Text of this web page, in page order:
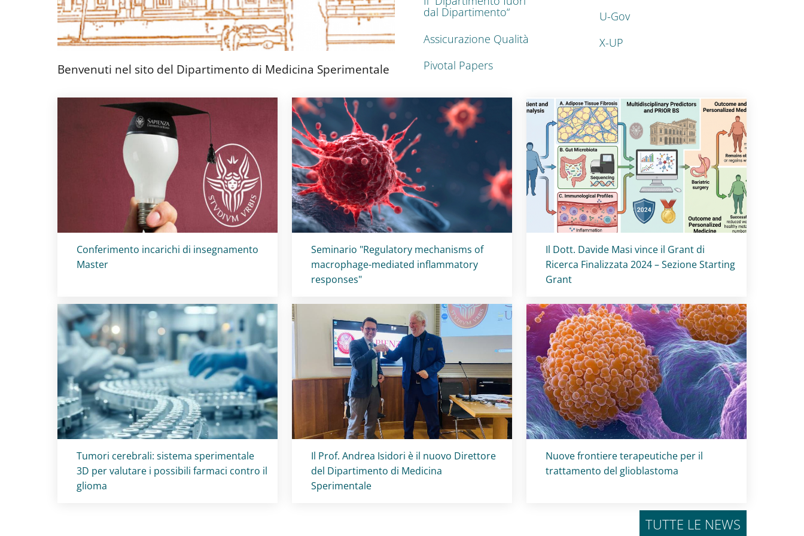
Benvenuti nel sito del Dipartimento di Medicina Sperimentale
dal Dipartimento“
Assicurazione Qualità
Pivotal Papers
U-Gov
X-UP
Titolo card:
Conferimento incarichi di insegnamento
Master
Titolo card:
Seminario "Regulatory mechanisms of
macrophage-mediated inflammatory
responses"
Titolo card:
Il Dott. Davide Masi vince il Grant di
Ricerca Finalizzata 2024 – Sezione Starting
Grant
Titolo card:
Tumori cerebrali: sistema sperimentale
3D per valutare i possibili farmaci contro il
glioma
Titolo card:
Il Prof. Andrea Isidori è il nuovo Direttore
del Dipartimento di Medicina
Sperimentale
Titolo card:
Nuove frontiere terapeutiche per il
trattamento del glioblastoma
TUTTE LE NEWS